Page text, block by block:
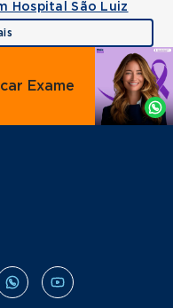
Hospital São Luiz
Agende
por
Whatsapp
Exame